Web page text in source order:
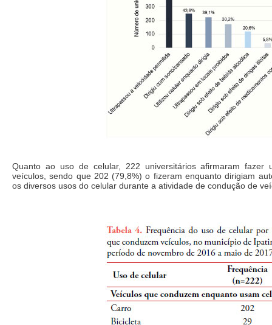
Quanto ao uso de celular, 222 universitários afirmaram fazer
veículos, sendo que 202 (79,8%) o fizeram enquanto dirigiam
os diversos usos do celular durante a atividade de condução de